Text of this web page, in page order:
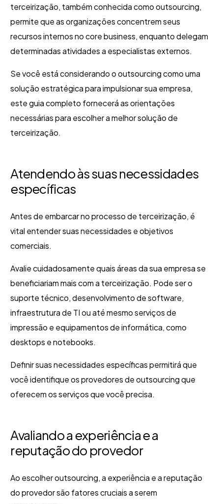
terceirização, também conhecida como outsourcing,
permite que as organizações concentrem seus
recursos internos no core business, enquanto delegam
determinadas atividades a especialistas externos.
Se você está considerando o outsourcing como uma
solução estratégica para impulsionar sua empresa,
este guia completo fornecerá as orientações
necessárias para escolher a melhor solução de
terceirização.
Atendendo às suas necessidades
específicas
Antes de embarcar no processo de terceirização, é
vital entender suas necessidades e objetivos
comerciais.
Avalie cuidadosamente quais áreas da sua empresa se
beneficiariam mais com a terceirização. Pode ser o
suporte técnico, desenvolvimento de software,
infraestrutura de TI ou até mesmo serviços de
impressão e equipamentos de informática, como
desktops e notebooks.
Definir suas necessidades específicas permitirá que
você identifique os provedores de outsourcing que
oferecem os serviços que você precisa.
Avaliando a experiência e a
reputação do provedor
Ao escolher outsourcing, a experiência e a reputação
do provedor são fatores cruciais a serem